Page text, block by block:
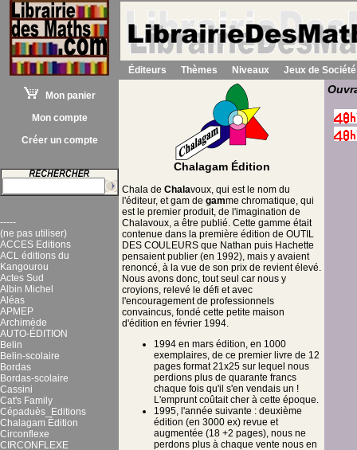
Mon panier
Mon compte
Créer un compte
-----
(ne pas utiliser)
ACCES Editions
ACL éditions du
Kangourou
Actes Sud
Albin Michel
Aléas
APMEP
Archimède
AUTO-ÉDITION
Belin
Belin-scolaire
Bordas
Bordas-scolaire
Cassini
Cat's Family
Cépaduès_Editions
Chalagam Édition
Circonflexe
CIRCONFLEXE
Éditeurs Thèmes Niveaux Jeux de Société
Chalagam Édition
Chala de Chalavoux, qui est le nom du
l'éditeur, et gam de gamme chromatique, qui
est le premier produit, de l'imagination de
Chalavoux, a être publié. Cette gamme était
contenue dans la première édition de OUTIL
DES COULEURS que Nathan puis Hachette
pensaient publier (en 1992), mais y avaient
renoncé, à la vue de son prix de revient élevé.
Nous avons donc, tout seul car nous y
croyions, relevé le défi et avec
l'encouragement de professionnels
convaincus, fondé cette petite maison
d'édition en février 1994.
1994 en mars édition, en 1000
exemplaires, de ce premier livre de 12
pages format 21x25 sur lequel nous
perdions plus de quarante francs
chaque fois qu'il s'en vendais un !
L'emprunt coûtait cher à cette époque.
1995, l'année suivante : deuxième
édition (en 3000 ex) revue et
augmentée (18 +2 pages), nous ne
perdons plus à chaque vente nous en